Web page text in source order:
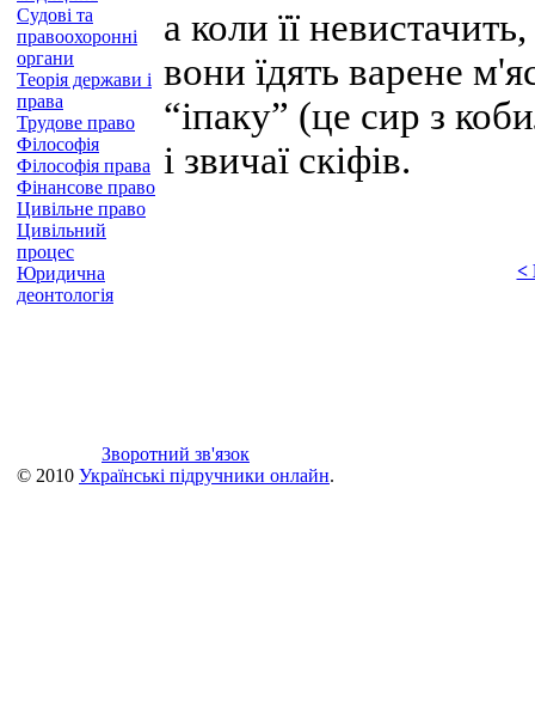
Судові та
правоохоронні
органи
Теорія держави і
права
Трудове право
Філософія
Філософія права
Фінансове право
Цивільне право
Цивільний
процес
Юридична
деонтологія
а коли її
вони їдять варене
“іпаку” (це сир з
і звичаї скіфів.
<
Зворотний зв'язок
© 2010 Українські підручники онлайн.